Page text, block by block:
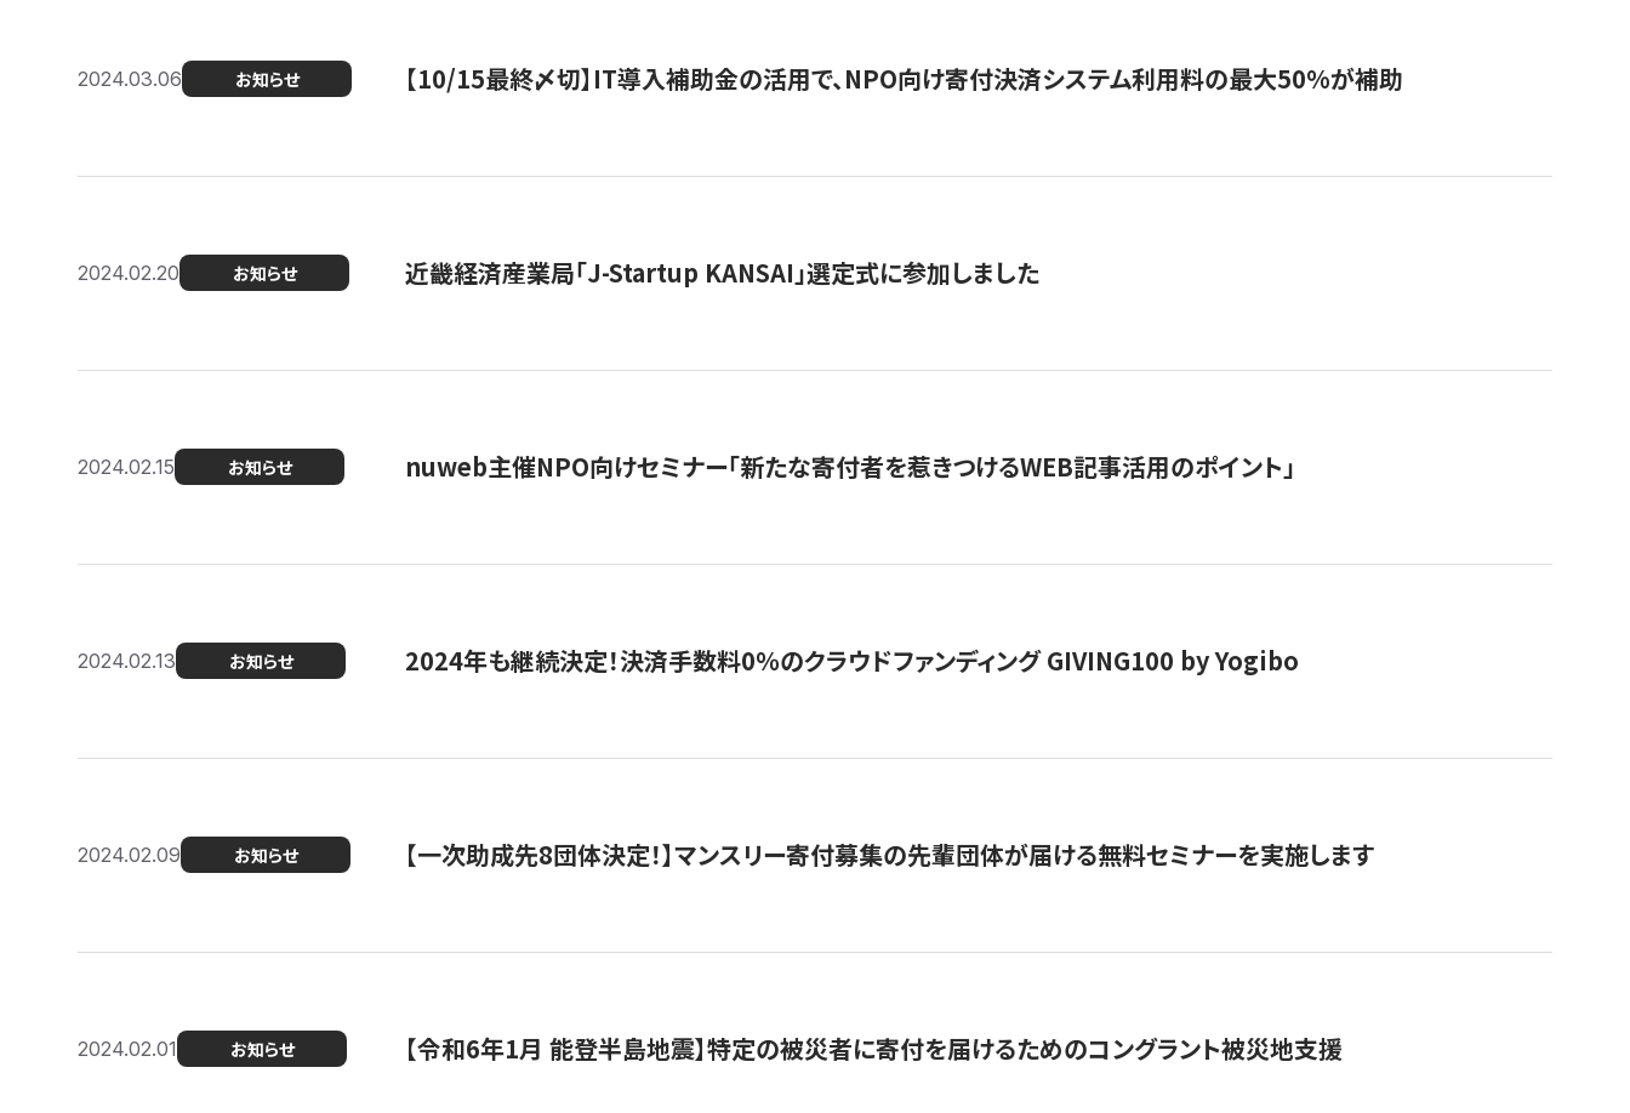
2024.03.06 お知らせ 【10/15最終〆切】IT導入補助金の活用で、NPO向け寄付決済システム利用料の最大50%が補助
2024.02.20 お知らせ 近畿経済産業局「J-Startup KANSAI」選定式に参加しました
2024.02.15 お知らせ nuweb主催NPO向けセミナー「新たな寄付者を惹きつけるWEB記事活用のポイント」
2024.02.13 お知らせ 2024年も継続決定！決済手数料0％のクラウドファンディング GIVING100 by Yogibo
2024.02.09 お知らせ 【一次助成先8団体決定！】マンスリー寄付募集の先輩団体が届ける無料セミナーを実施します
2024.02.01 お知らせ 【令和6年1月 能登半島地震】特定の被災者に寄付を届けるためのコングラント被災地支援